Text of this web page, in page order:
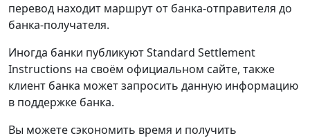
перевод находит маршрут от банка-отправителя до
банка-получателя.
Иногда банки публикуют Standard Settlement
Instructions на своём официальном сайте, также
клиент банка может запросить данную информацию
в поддержке банка.
Вы можете сэкономить время и получить